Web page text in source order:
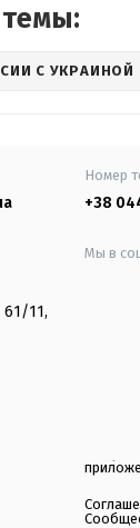
С УКРАИНОЙ
Номер
+38
61/11,
Мы в